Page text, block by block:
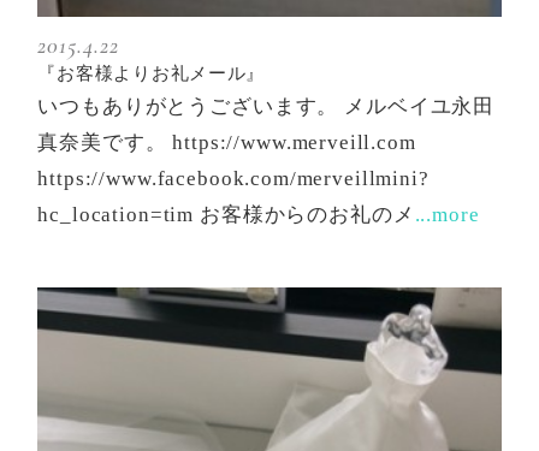
2015.4.22
『お客様よりお礼メール』
いつもありがとうございます。 メルベイユ永田
真奈美です。 https://www.merveill.com
https://www.facebook.com/merveillmini?
hc_location=tim お客様からのお礼のメ ...more